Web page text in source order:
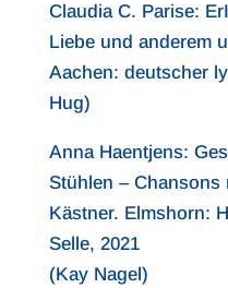
Claudia C. Parise:
Liebe und anderem
Aachen: deutscher
Hug)
Anna Haentjens:
Stühlen – Chansons
Kästner. Elmshorn:
Selle, 2021
(Kay Nagel)